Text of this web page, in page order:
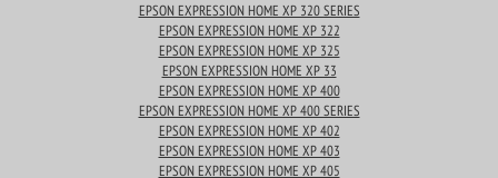
EPSON EXPRESSION HOME XP 320 SERIES
EPSON EXPRESSION HOME XP 322
EPSON EXPRESSION HOME XP 325
EPSON EXPRESSION HOME XP 33
EPSON EXPRESSION HOME XP 400
EPSON EXPRESSION HOME XP 400 SERIES
EPSON EXPRESSION HOME XP 402
EPSON EXPRESSION HOME XP 403
EPSON EXPRESSION HOME XP 405